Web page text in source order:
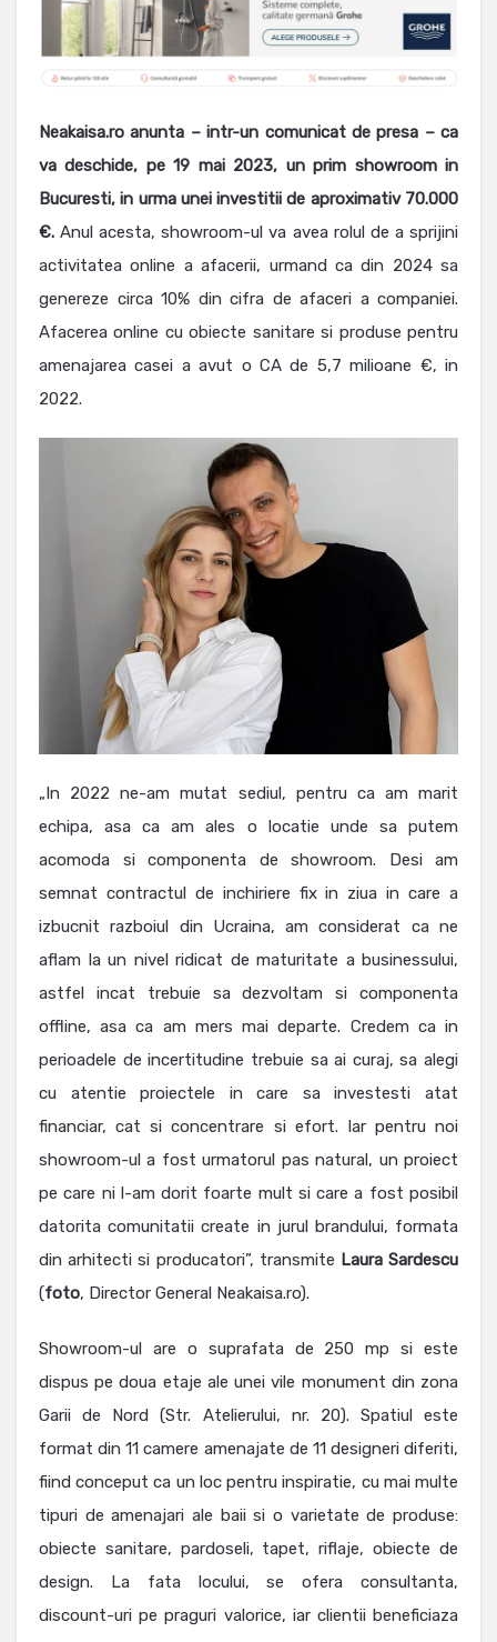
Neakaisa.ro anunta – intr-un comunicat de presa – ca
va deschide, pe 19 mai 2023, un prim showroom in
Bucuresti, in urma unei investitii de aproximativ 70.000
€. Anul acesta, showroom-ul va avea rolul de a sprijini
activitatea online a afacerii, urmand ca din 2024 sa
genereze circa 10% din cifra de afaceri a companiei.
Afacerea online cu obiecte sanitare si produse pentru
amenajarea casei a avut o CA de 5,7 milioane €, in
2022.
„In 2022 ne-am mutat sediul, pentru ca am marit
echipa, asa ca am ales o locatie unde sa putem
acomoda si componenta de showroom. Desi am
semnat contractul de inchiriere fix in ziua in care a
izbucnit razboiul din Ucraina, am considerat ca ne
aflam la un nivel ridicat de maturitate a businessului,
astfel incat trebuie sa dezvoltam si componenta
offline, asa ca am mers mai departe. Credem ca in
perioadele de incertitudine trebuie sa ai curaj, sa alegi
cu atentie proiectele in care sa investesti atat
financiar, cat si concentrare si efort. Iar pentru noi
showroom-ul a fost urmatorul pas natural, un proiect
pe care ni l-am dorit foarte mult si care a fost posibil
datorita comunitatii create in jurul brandului, formata
din arhitecti si producatori”, transmite Laura Sardescu
(foto, Director General Neakaisa.ro).
Showroom-ul are o suprafata de 250 mp si este
dispus pe doua etaje ale unei vile monument din zona
Garii de Nord (Str. Atelierului, nr. 20). Spatiul este
format din 11 camere amenajate de 11 designeri diferiti,
fiind conceput ca un loc pentru inspiratie, cu mai multe
tipuri de amenajari ale baii si o varietate de produse:
obiecte sanitare, pardoseli, tapet, riflaje, obiecte de
design. La fata locului, se ofera consultanta,
discount-uri pe praguri valorice, iar clientii beneficiaza